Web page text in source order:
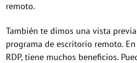
remoto.
También te dimos una vista
programa de escritorio remoto.
RDP, tiene muchos beneficios.